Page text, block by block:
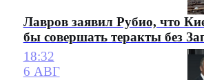
Лавров заявил Рубио, что
бы совершать теракты без
18:32
6 АВГ